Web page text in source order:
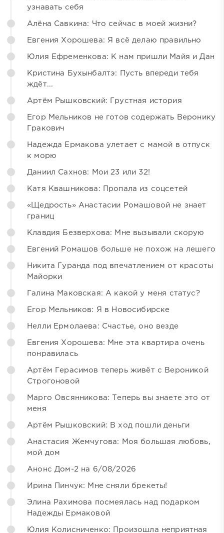
узнавать себя
Алёна Савкина: Что сейчас в моей жизни?
Евгения Хорошева: Я всё делаю правильно
Юлия Ефременкова: К нам пришли Майя и Дан
Кристина Бухынбалтэ: Пусть впереди тебя
ждёт...
Артём Рышковский: Грустная история
Егор Мельников не готов содержать Веронику
Гракович
Надежда Ермакова улетает с мамой в отпуск
к морю
Даниил Сахнов: Мои 23 или 32!
Катя Квашникова: Пропала из соцсетей
«Щедрость» Анастасии Ромашовой не знает
границ
Клавдия Безверхова: Мне вызывали скорую
Евгений Ромашов больше не похож на лешего
Никита Гуранда под впечатлением от красоты
Майорки
Галина Маковская: А какой у меня статус?
Егор Мельников: Я в Новосибирске
Нелли Ермолаева: Счастье, оно везде
Евгения Хорошева: Мне эта квартира очень
понравилась
Артём Герасимов теперь живёт с Вероникой
Строгоновой
Марго Овсянникова: Теперь вы знаете это от
меня
Артём Рышковский: В ход пошли деньги
Анастасия Жемчугова: Моя большая любовь,
мой дом
Анонс Дом-2 на 6/08/2026
Ирина Пинчук: Мне сняли брекеты!
Элина Рахимова посмеялась над подарком
Надежды Ермаковой
Юлия Колисниченко: Произошла неприятная